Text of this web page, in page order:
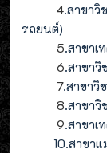
4.สาขาวิ
รถยนต์)
5.สาขาเ
6.สาขาวิ
7.สาขาวิ
8.สาขาวิ
9.สาขาเ
10.สาขา